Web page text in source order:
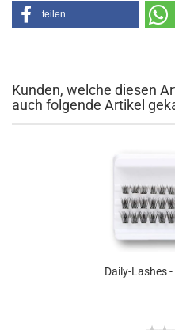
teilen
Kunden, welche diesen
auch folgende Artikel
Daily-Lashes